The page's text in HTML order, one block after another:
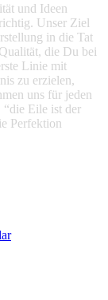
und Ideen
Unser Ziel
in die Tat
die Du bei
Linie mit
zu erzielen,
uns für jeden
Eile ist der
Perfektion